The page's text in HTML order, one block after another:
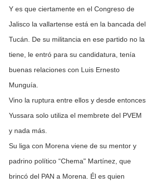
Y es que ciertamente en el Congreso de
Jalisco la vallartense está en la bancada del
Tucán. De su militancia en ese partido no la
tiene, le entró para su candidatura, tenía
buenas relaciones con Luis Ernesto
Munguía.
Vino la ruptura entre ellos y desde entonces
Yussara solo utiliza el membrete del PVEM
y nada más.
Su liga con Morena viene de su mentor y
padrino político “Chema" Martínez, que
brincó del PAN a Morena. Él es quien